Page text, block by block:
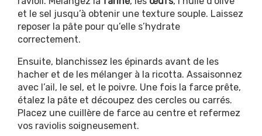
et le sel jusqu’à obtenir une texture souple. Laissez
reposer la pâte pour qu’elle s’hydrate
correctement.
Ensuite, blanchissez les épinards avant de les
hacher et de les mélanger à la ricotta. Assaisonnez
avec l’ail, le sel, et le poivre. Une fois la farce prête,
étalez la pâte et découpez des cercles ou carrés.
Placez une cuillère de farce au centre et refermez
vos raviolis soigneusement.